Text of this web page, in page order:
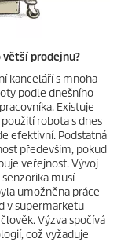
větší prodejnu?
kanceláří s mnoha
podle dnešního
Existuje
robota s dnes
efektivní. Podstatná
především, pokud
veřejnost. Vývoj
musí
umožněna práce
v supermarketu
Výzva spočívá
což vyžaduje